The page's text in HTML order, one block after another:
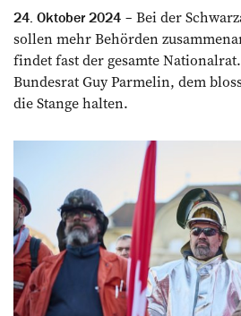
24. Oktober 2024
Bei der
sollen mehr Behörden
findet fast der gesamte
Bundesrat Guy Parmelin, dem
die Stange halten.